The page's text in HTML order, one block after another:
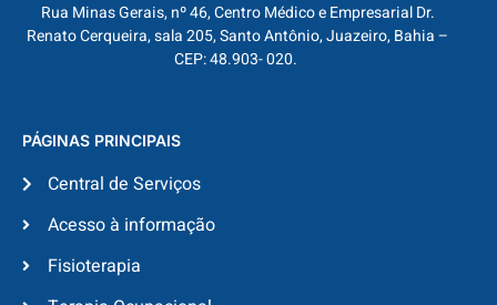
Rua Minas Gerais, nº 46, Centro Médico e Empresarial Dr.
Renato Cerqueira, sala 205, Santo Antônio, Juazeiro, Bahia –
CEP: 48.903- 020.
PÁGINAS PRINCIPAIS
Central de Serviços
Acesso à informação
Fisioterapia